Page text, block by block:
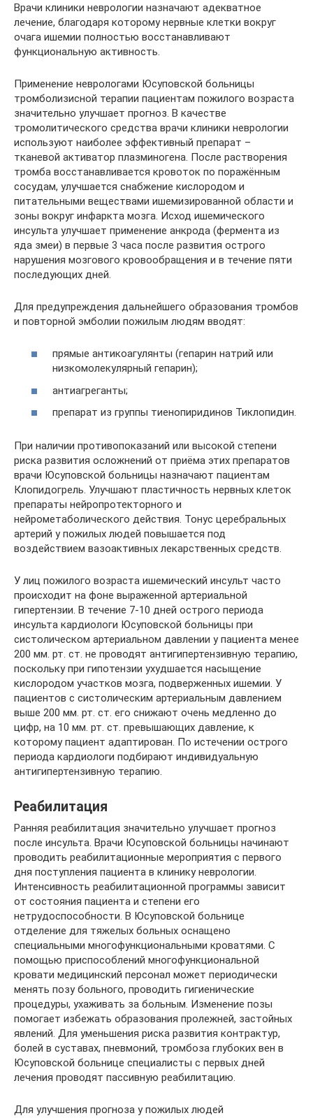
Врачи клиники неврологии назначают адекватное
лечение, благодаря которому нервные клетки вокруг
очага ишемии полностью восстанавливают
функциональную активность.
Применение неврологами Юсуповской больницы
тромболизисной терапии пациентам пожилого возраста
значительно улучшает прогноз. В качестве
тромолитического средства врачи клиники неврологии
используют наиболее эффективный препарат –
тканевой активатор плазминогена. После растворения
тромба восстанавливается кровоток по поражённым
сосудам, улучшается снабжение кислородом и
питательными веществами ишемизированной области и
зоны вокруг инфаркта мозга. Исход ишемического
инсульта улучшает применение анкрода (фермента из
яда змеи) в первые 3 часа после развития острого
нарушения мозгового кровообращения и в течение пяти
последующих дней.
Для предупреждения дальнейшего образования тромбов
и повторной эмболии пожилым людям вводят:
прямые антикоагулянты (гепарин натрий или
низкомолекулярный гепарин);
антиагреганты;
препарат из группы тиенопиридинов Тиклопидин.
При наличии противопоказаний или высокой степени
риска развития осложнений от приёма этих препаратов
врачи Юсуповской больницы назначают пациентам
Клопидогрель. Улучшают пластичность нервных клеток
препараты нейропротекторного и
нейрометаболического действия. Тонус церебральных
артерий у пожилых людей повышается под
воздействием вазоактивных лекарственных средств.
У лиц пожилого возраста ишемический инсульт часто
происходит на фоне выраженной артериальной
гипертензии. В течение 7-10 дней острого периода
инсульта кардиологи Юсуповской больницы при
систолическом артериальном давлении у пациента менее
200 мм. рт. ст. не проводят антигипертензивную терапию,
поскольку при гипотензии ухудшается насыщение
кислородом участков мозга, подверженных ишемии. У
пациентов с систолическим артериальным давлением
выше 200 мм. рт. ст. его снижают очень медленно до
цифр, на 10 мм. рт. ст. превышающих давление, к
которому пациент адаптирован. По истечении острого
периода кардиологи подбирают индивидуальную
антигипертензивную терапию.
Реабилитация
Ранняя реабилитация значительно улучшает прогноз
после инсульта. Врачи Юсуповской больницы начинают
проводить реабилитационные мероприятия с первого
дня поступления пациента в клинику неврологии.
Интенсивность реабилитационной программы зависит
от состояния пациента и степени его
нетрудоспособности. В Юсуповской больнице
отделение для тяжелых больных оснащено
специальными многофункциональными кроватями. С
помощью приспособлений многофункциональной
кровати медицинский персонал может периодически
менять позу больного, проводить гигиенические
процедуры, ухаживать за больным. Изменение позы
помогает избежать образования пролежней, застойных
явлений. Для уменьшения риска развития контрактур,
болей в суставах, пневмоний, тромбоза глубоких вен в
Юсуповской больнице специалисты с первых дней
лечения проводят пассивную реабилитацию.
Для улучшения прогноза у пожилых людей